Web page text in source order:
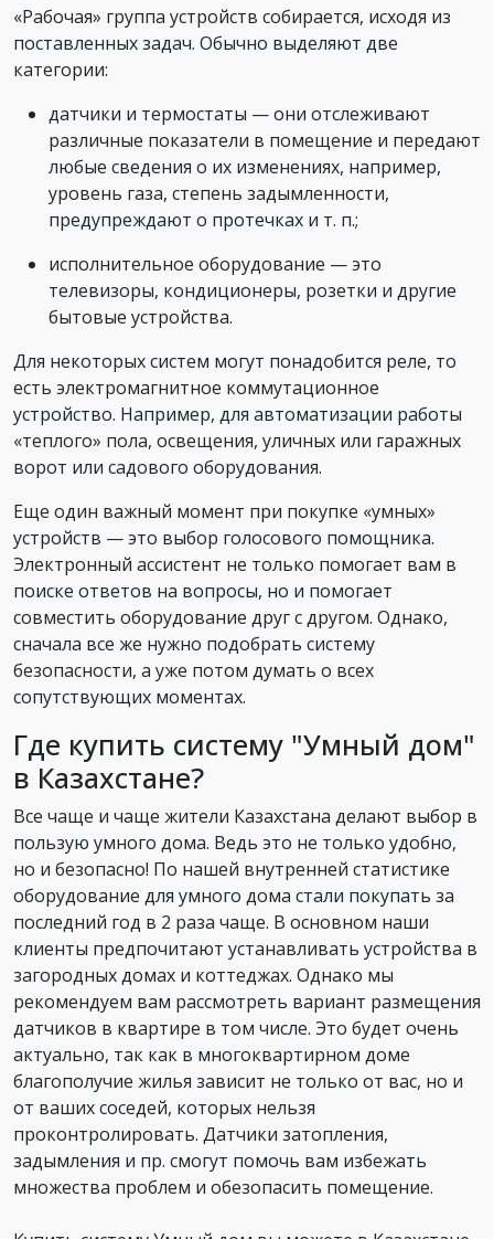
«Рабочая» группа устройств собирается, исходя из
поставленных задач. Обычно выделяют две
категории:
датчики и термостаты — они отслеживают
различные показатели в помещение и передают
любые сведения о их изменениях, например,
уровень газа, степень задымленности,
предупреждают о протечках и т. п.;
исполнительное оборудование — это
телевизоры, кондиционеры, розетки и другие
бытовые устройства.
Для некоторых систем могут понадобится реле, то
есть электромагнитное коммутационное
устройство. Например, для автоматизации работы
«теплого» пола, освещения, уличных или гаражных
ворот или садового оборудования.
Еще один важный момент при покупке «умных»
устройств — это выбор голосового помощника.
Электронный ассистент не только помогает вам в
поиске ответов на вопросы, но и помогает
совместить оборудование друг с другом. Однако,
сначала все же нужно подобрать систему
безопасности, а уже потом думать о всех
сопутствующих моментах.
Где купить систему "Умный дом"
в Казахстане?
Все чаще и чаще жители Казахстана делают выбор в
пользую умного дома. Ведь это не только удобно,
но и безопасно! По нашей внутренней статистике
оборудование для умного дома стали покупать за
последний год в 2 раза чаще. В основном наши
клиенты предпочитают устанавливать устройства в
загородных домах и коттеджах. Однако мы
рекомендуем вам рассмотреть вариант размещения
датчиков в квартире в том числе. Это будет очень
актуально, так как в многоквартирном доме
благополучие жилья зависит не только от вас, но и
от ваших соседей, которых нельзя
проконтролировать. Датчики затопления,
задымления и пр. смогут помочь вам избежать
множества проблем и обезопасить помещение.